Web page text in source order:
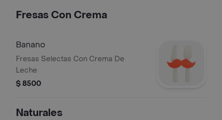
Fresas Con Crema
Banano
Fresas Selectas Con Crema De
Leche
$ 8500
Naturales